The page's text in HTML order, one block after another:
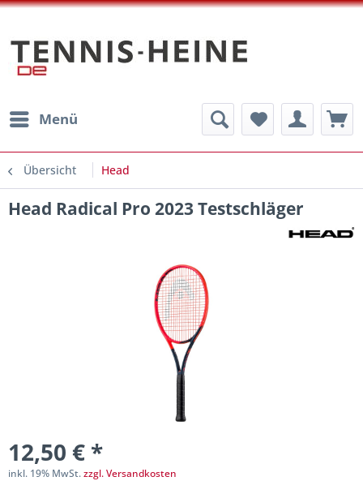
Menü
Übersicht Head
Head Radical Pro 2023 Testschläger
12,50 € *
inkl. 19% MwSt.zzgl. Versandkosten